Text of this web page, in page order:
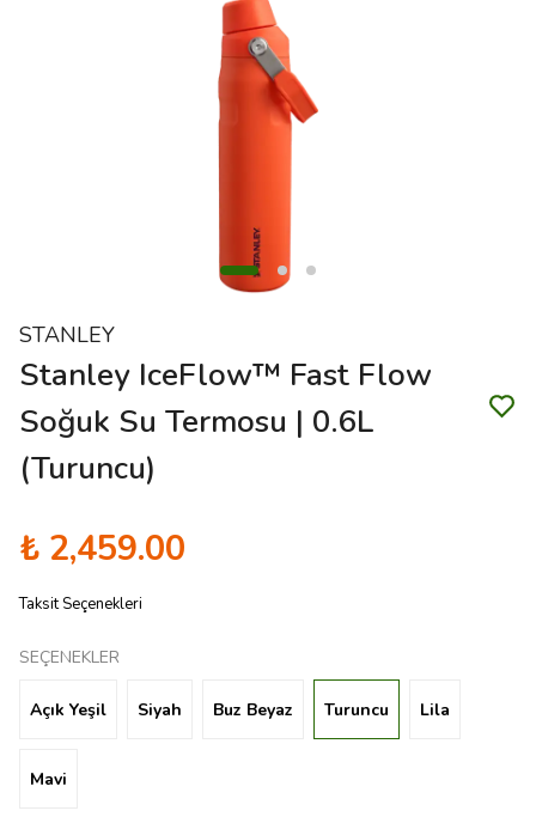
STANLEY
Stanley IceFlow™ Fast Flow
Soğuk Su Termosu | 0.6L
(Turuncu)
₺ 2,459.00
Taksit Seçenekleri
SEÇENEKLER
Açık Yeşil Siyah Buz Beyaz Turuncu Lila
Mavi